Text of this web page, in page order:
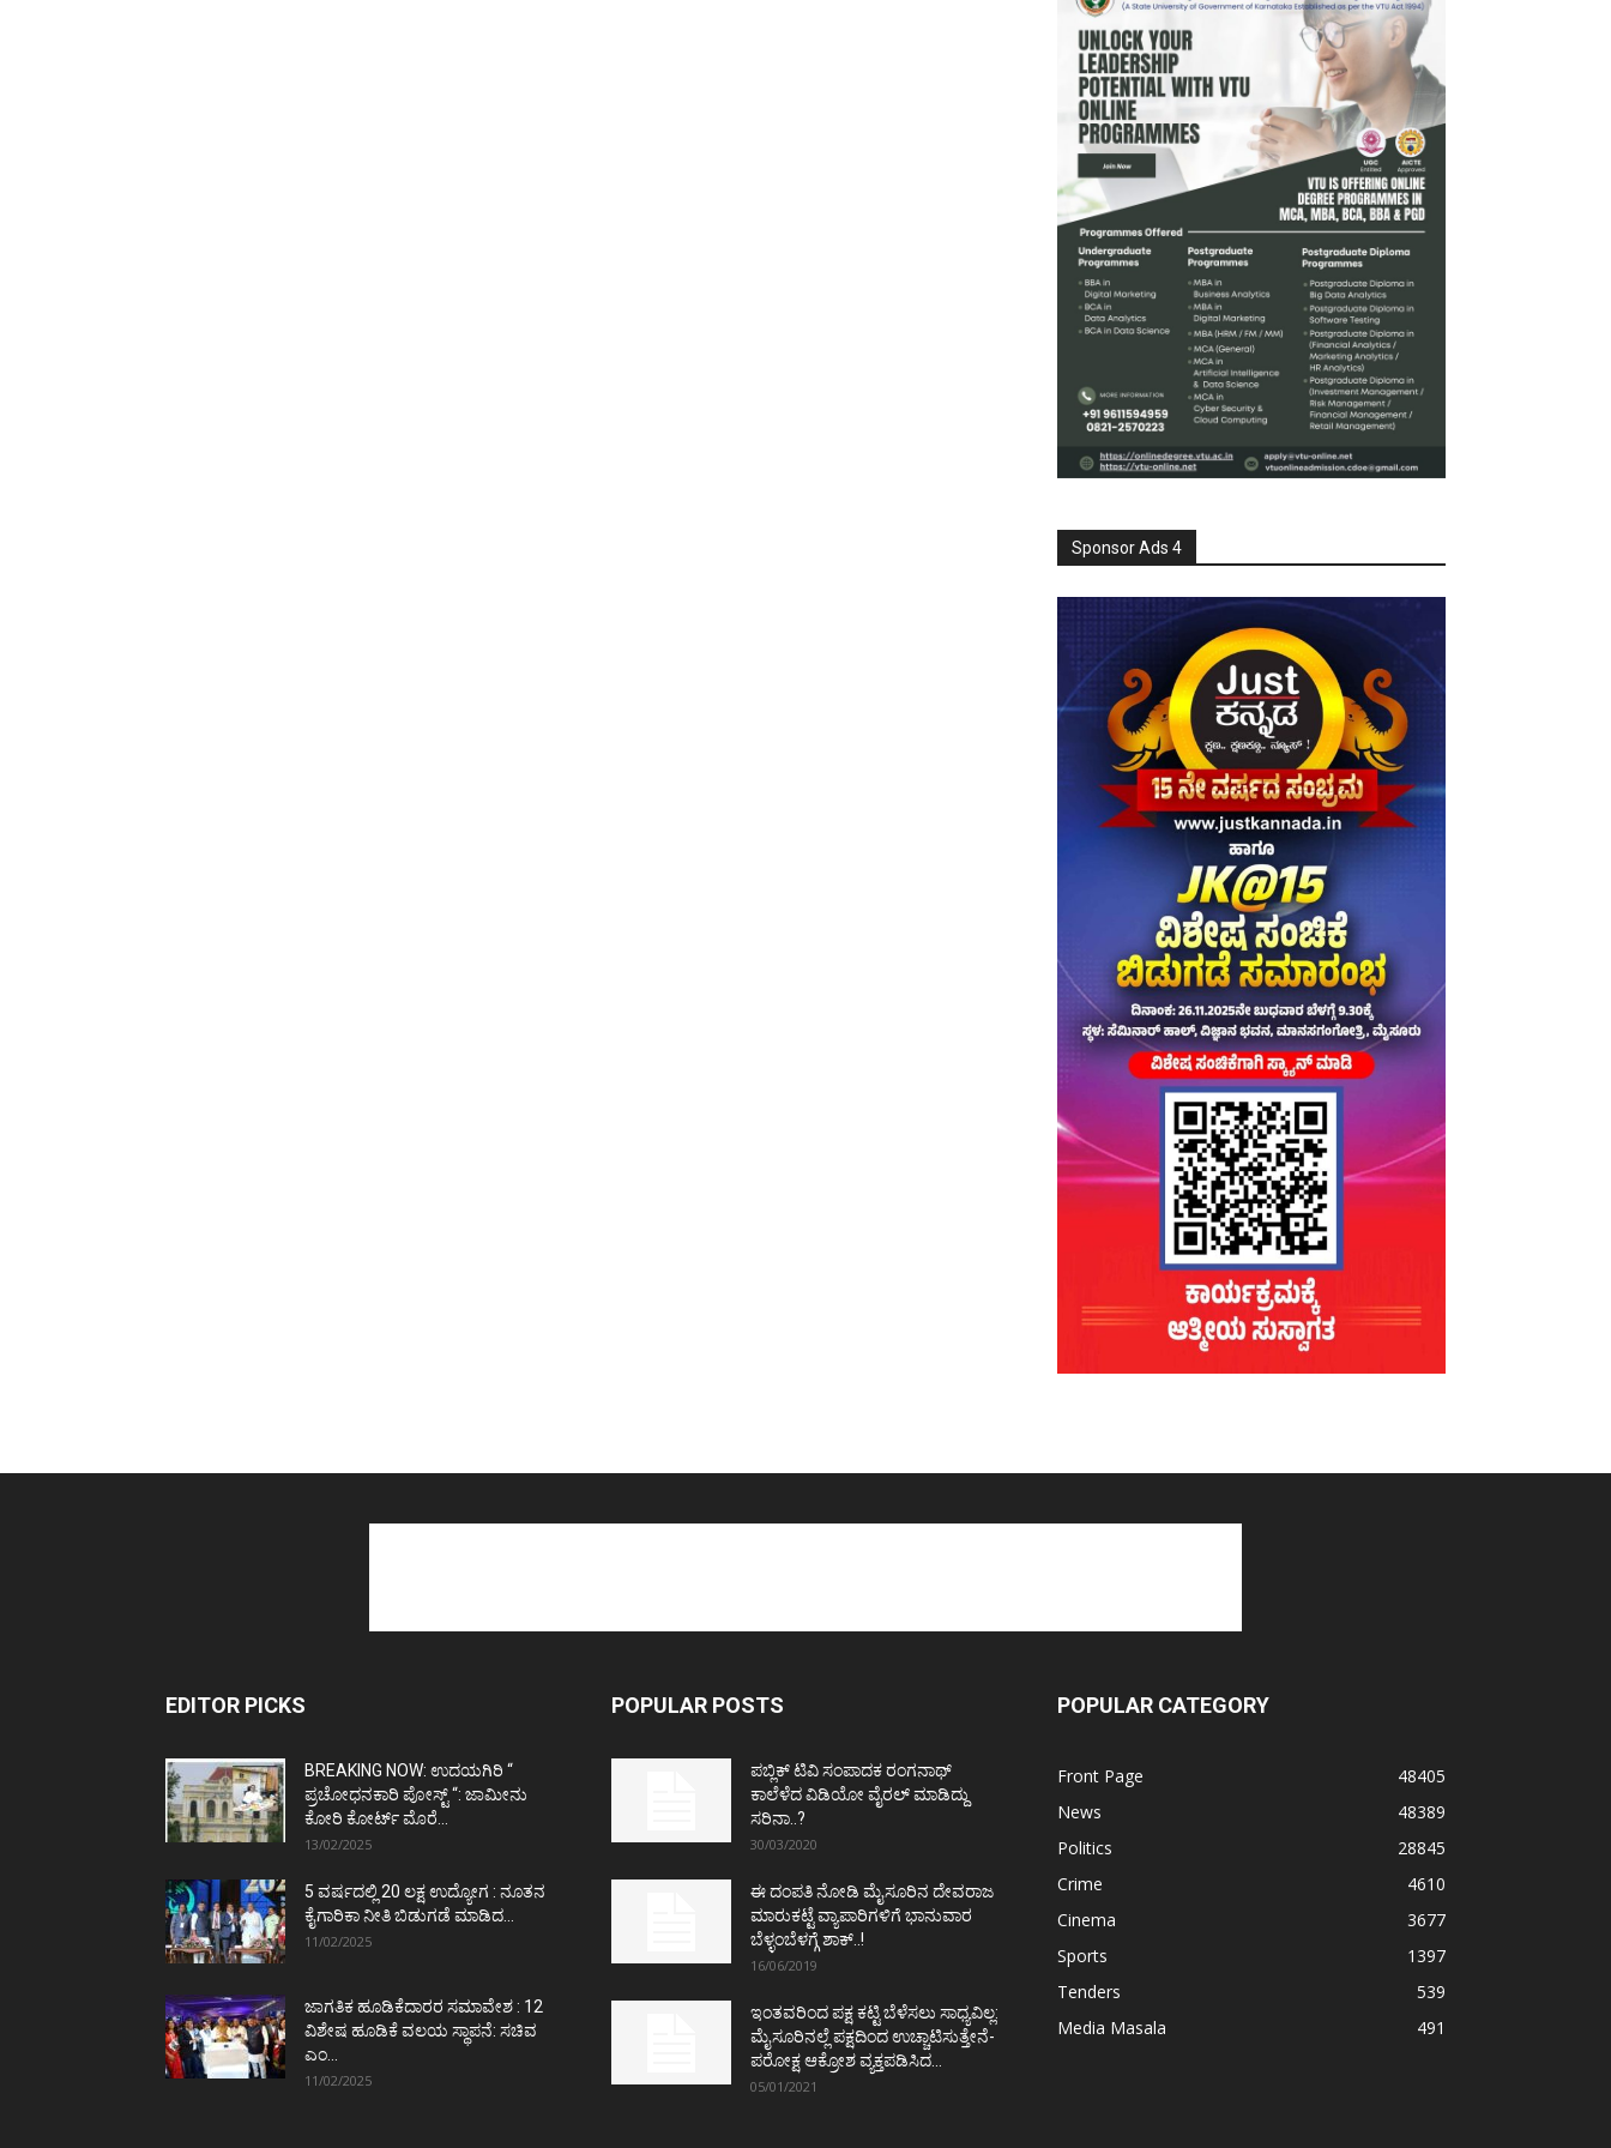
Sponsor Ads 4
EDITOR PICKS
BREAKING NOW: ಉದಯಗಿರಿ “
ಪ್ರಚೋಧನಕಾರಿ ಪೋಸ್ಟ್‌ “: ಜಾಮೀನು
ಕೋರಿ ಕೋರ್ಟ್‌ ಮೊರೆ...
13/02/2025
5 ವರ್ಷದಲ್ಲಿ 20 ಲಕ್ಷ ಉದ್ಯೋಗ : ನೂತನ
ಕೈಗಾರಿಕಾ ನೀತಿ ಬಿಡುಗಡೆ ಮಾಡಿದ...
11/02/2025
ಜಾಗತಿಕ ಹೂಡಿಕೆದಾರರ ಸಮಾವೇಶ : 12
ವಿಶೇಷ ಹೂಡಿಕೆ ವಲಯ ಸ್ಥಾಪನೆ: ಸಚಿವ
ಎಂ...
11/02/2025
POPULAR POSTS
ಪಬ್ಲಿಕ್ ಟಿವಿ ಸಂಪಾದಕ ರಂಗನಾಥ್
ಕಾಲೆಳೆದ ವಿಡಿಯೋ ವೈರಲ್ ಮಾಡಿದ್ದು
ಸರಿನಾ..?
30/03/2020
ಈ ದಂಪತಿ ನೋಡಿ ಮೈಸೂರಿನ ದೇವರಾಜ
ಮಾರುಕಟ್ಟೆ ವ್ಯಾಪಾರಿಗಳಿಗೆ ಭಾನುವಾರ
ಬೆಳ್ಳಂಬೆಳಗ್ಗೆ ಶಾಕ್..!
16/06/2019
ಇಂತವರಿಂದ ಪಕ್ಷ ಕಟ್ಟಿ ಬೆಳೆಸಲು ಸಾಧ್ಯವಿಲ್ಲ:
ಮೈಸೂರಿನಲ್ಲೆ ಪಕ್ಷದಿಂದ ಉಚ್ಚಾಟಿಸುತ್ತೇನೆ-
ಪರೋಕ್ಷ ಆಕ್ರೋಶ ವ್ಯಕ್ತಪಡಿಸಿದ...
05/01/2021
POPULAR CATEGORY
Front Page
48405
News
48389
Politics
28845
Crime
4610
Cinema
3677
Sports
1397
Tenders
539
Media Masala
491